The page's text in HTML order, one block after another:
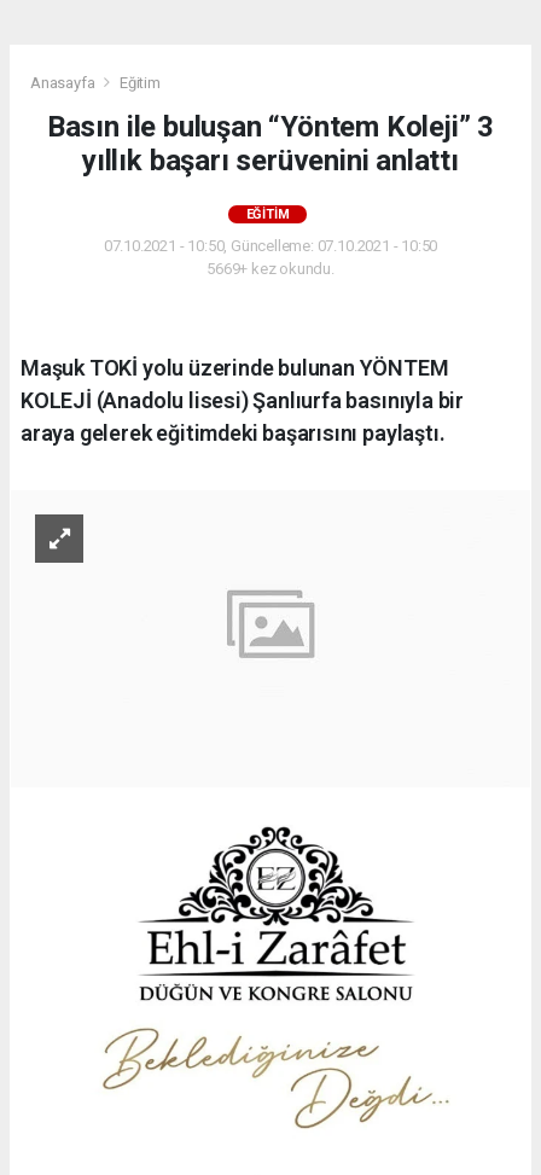
Anasayfa Eğitim
Basın ile buluşan “Yöntem Koleji” 3
yıllık başarı serüvenini anlattı
EĞITIM
07.10.2021 - 10:50, Güncelleme: 07.10.2021 - 10:50
5669+ kez okundu.
Maşuk TOKİ yolu üzerinde bulunan YÖNTEM
KOLEJİ (Anadolu lisesi) Şanlıurfa basınıyla bir
araya gelerek eğitimdeki başarısını paylaştı.